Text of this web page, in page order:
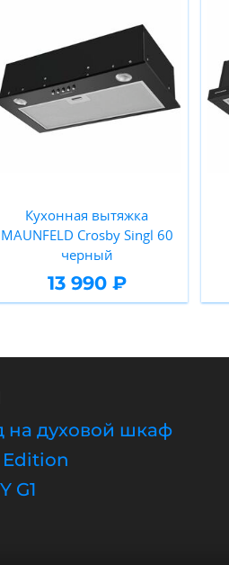
Кухонная вытяжка
MAUNFELD Crosby Singl 60
черный
13 990 ₽
на духовой шкаф
Edition
G1